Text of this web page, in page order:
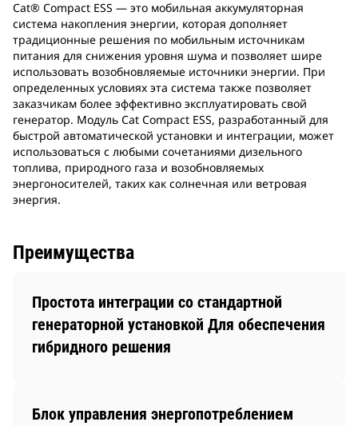
Cat® Compact ESS — это мобильная аккумуляторная
система накопления энергии, которая дополняет
традиционные решения по мобильным источникам
питания для снижения уровня шума и позволяет шире
использовать возобновляемые источники энергии. При
определенных условиях эта система также позволяет
заказчикам более эффективно эксплуатировать свой
генератор. Модуль Cat Compact ESS, разработанный для
быстрой автоматической установки и интеграции, может
использоваться с любыми сочетаниями дизельного
топлива, природного газа и возобновляемых
энергоносителей, таких как солнечная или ветровая
энергия.
Преимущества
Простота интеграции со стандартной
генераторной установкой Для обеспечения
гибридного решения
Блок управления энергопотреблением